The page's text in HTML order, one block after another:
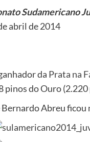
Sudamericano
abril de 2014
da Prata na
pinos do Ouro
Abreu ficou